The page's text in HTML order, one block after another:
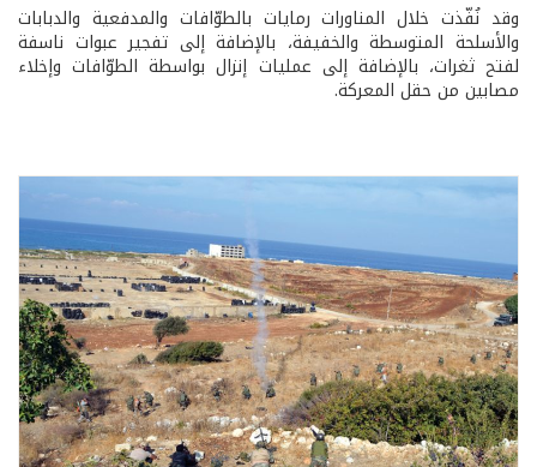
وقد نُفّذت خلال المناورات رمايات بالطوّافات والمدفعية والدبابات
والأسلحة المتوسطة والخفيفة، بالإضافة إلى تفجير عبوات ناسفة
لفتح ثغرات، بالإضافة إلى عمليات إنزال بواسطة الطوّافات وإخلاء
مصابين من حقل المعركة.